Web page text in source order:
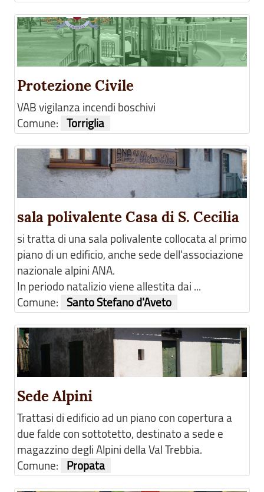
Protezione Civile
VAB vigilanza incendi boschivi
Comune: Torriglia
sala polivalente Casa di S. Cecilia
si tratta di una sala polivalente collocata al primo
piano di un edificio, anche sede dell'associazione
nazionale alpini ANA.
In periodo natalizio viene allestita dai ...
Comune:
Santo Stefano d'Aveto
Sede Alpini
Trattasi di edificio ad un piano con copertura a
due falde con sottotetto, destinato a sede e
magazzino degli Alpini della Val Trebbia.
Comune:
Propata